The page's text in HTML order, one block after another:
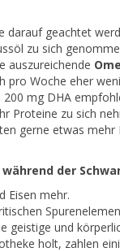
geachtet
zu sich
auszureichende
pro Woche eher
mg DHA
Proteine zu sich
gerne etwas
der
Eisen mehr.
geistige und
holt, zahlen